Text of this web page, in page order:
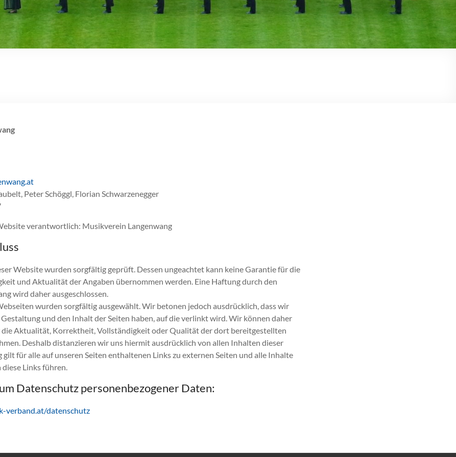
Peter Schöggl, Florian Schwarzenegger
verantwortlich: Musikverein Langenwang
Website wurden sorgfältig geprüft. Dessen ungeachtet kann keine Garantie für die
und Aktualität der Angaben übernommen werden. Eine Haftung durch den
wird daher ausgeschlossen.
wurden sorgfältig ausgewählt. Wir betonen jedoch ausdrücklich, dass wir
und den Inhalt der Seiten haben, auf die verlinkt wird. Wir können daher
die Aktualität, Korrektheit, Vollständigkeit oder Qualität der dort bereitgestellten
Deshalb distanzieren wir uns hiermit ausdrücklich von allen Inhalten dieser
gilt für alle auf unseren Seiten enthaltenen Links zu externen Seiten und alle Inhalte
diese Links führen.
Datenschutz personenbezogener Daten:
verband.at/datenschutz